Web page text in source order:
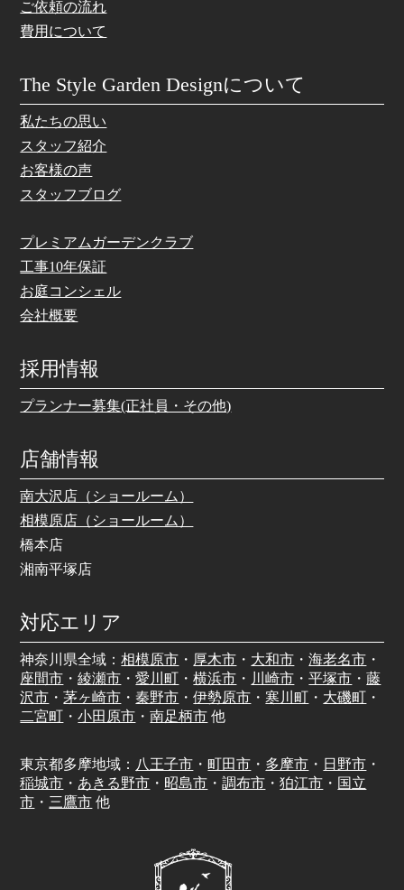
ご依頼の流れ
費用について
The Style Garden Designについて
私たちの思い
スタッフ紹介
お客様の声
スタッフブログ
プレミアムガーデンクラブ
工事10年保証
お庭コンシェル
会社概要
採用情報
プランナー募集(正社員・その他)
店舗情報
南大沢店（ショールーム）
相模原店（ショールーム）
橋本店
湘南平塚店
対応エリア
神奈川県全域：相模原市 ・ 厚木市 ・ 大和市 ・海老名市 ・
座間市 ・綾瀬市 ・愛川町 ・横浜市 ・ 川崎市 ・平塚市 ・藤
沢市 ・茅ヶ崎市 ・ 秦野市 ・伊勢原市 ・ 寒川町 ・ 大磯町 ・
二宮町 ・小田原市 ・南足柄市 他
東京都多摩地域： 八王子市 ・町田市 ・ 多摩市 ・ 日野市 ・
稲城市 ・ あきる野市 ・ 昭島市 ・調布市 ・狛江市 ・ 国立
市 ・ 三鷹市 他